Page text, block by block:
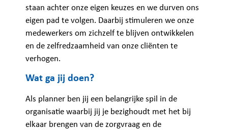
staan achter onze eigen keuzes en we durven ons
eigen pad te volgen. Daarbij stimuleren we onze
medewerkers om zichzelf te blijven ontwikkelen
en de zelfredzaamheid van onze cliënten te
verhogen.
Wat ga jij doen?
Als planner ben jij een belangrijke spil in de
organisatie waarbij jij je bezighoudt met het bij
elkaar brengen van de zorgvraag en de